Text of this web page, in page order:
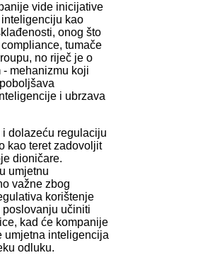
vide inicijative
kao
onog što
tumače
no riječ je o
mehanizmu koji
i ubrzava
dolazeću regulaciju
kao teret zadovoljit
dioničare.
umjetnu
važne zbog
korištenje
učiniti
kad će kompanije
umjetna inteligencija
odluku.